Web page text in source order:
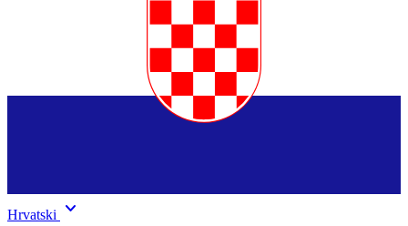
Hrvatski keyboard_arrow_down